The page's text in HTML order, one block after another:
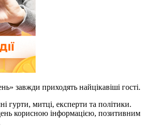
завжди приходять найцікавіші гості.
гурти, митці, експерти та політики.
корисною інформацією, позитивним